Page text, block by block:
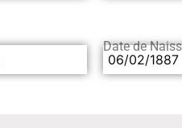
Date de
06/02/1887